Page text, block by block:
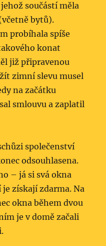
součástí měla
bytů).
probíhala spíše
konat
již připravenou
zimní slevu musel
na začátku
smlouvu a zaplatil
společenství
odsouhlasena.
– já si svá okna
získají zdarma. Na
okna během dvou
je v domě začali